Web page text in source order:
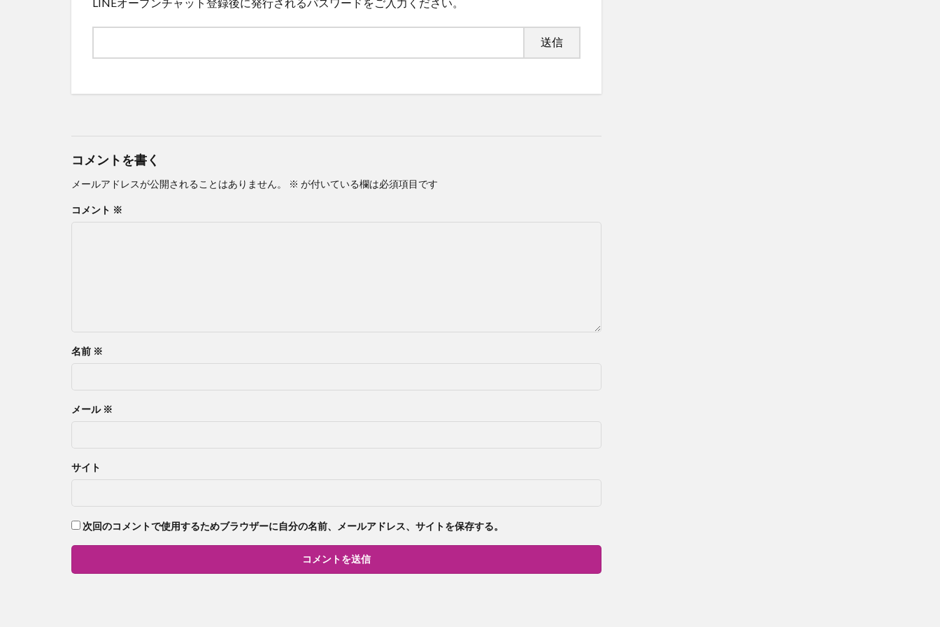
LINEオープンチャット登録後に発行されるパスワードをご入力ください。
コメントを書く
メールアドレスが公開されることはありません。 ※ が付いている欄は必須項目です
コメント ※
名前 ※
メール ※
サイト
次回のコメントで使用するためブラウザーに自分の名前、メールアドレス、サイトを保存する。